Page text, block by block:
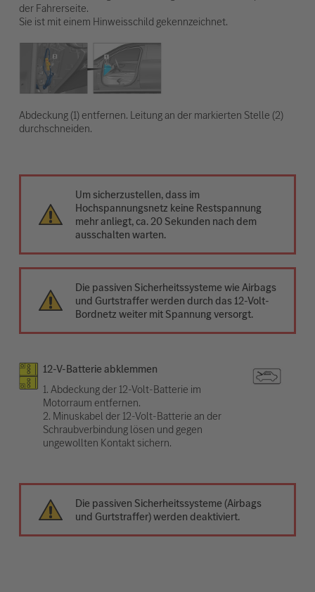
der Fahrerseite.
Sie ist mit einem Hinweisschild gekennzeichnet.
Abdeckung (1) entfernen. Leitung an der markierten Stelle (2)
durchschneiden.
Um sicherzustellen, dass im
Hochspannungsnetz keine Restspannung
mehr anliegt, ca. 20 Sekunden nach dem
ausschalten warten.
Die passiven Sicherheitssysteme wie Airbags
und Gurtstraffer werden durch das 12-Volt-
Bordnetz weiter mit Spannung versorgt.
12-V-Batterie abklemmen
1. Abdeckung der 12-Volt-Batterie im
Motorraum entfernen.
2. Minuskabel der 12-Volt-Batterie an der
Schraubverbindung lösen und gegen
ungewollten Kontakt sichern.
Die passiven Sicherheitssysteme (Airbags
und Gurtstraffer) werden deaktiviert.